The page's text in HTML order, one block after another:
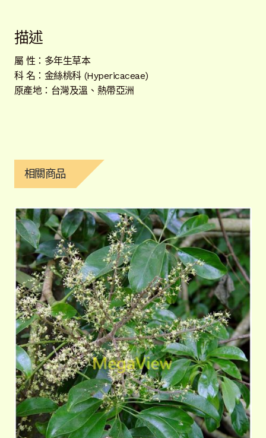
描述
屬 性：多年生草本
科 名：金絲桃科 (Hypericaceae)
原產地：台灣及溫、熱帶亞洲
相關商品